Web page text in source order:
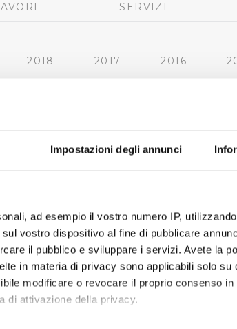
Impostazioni degli annunci
ad esempio il vostro numero IP,
vostro dispositivo al fine di pubblicare
il pubblico e sviluppare i servizi. Avete la
in materia di privacy sono applicabili solo su
modificare o revocare il proprio consenso
di attivazione della privacy.
SERVIZI
2018 2017 2016